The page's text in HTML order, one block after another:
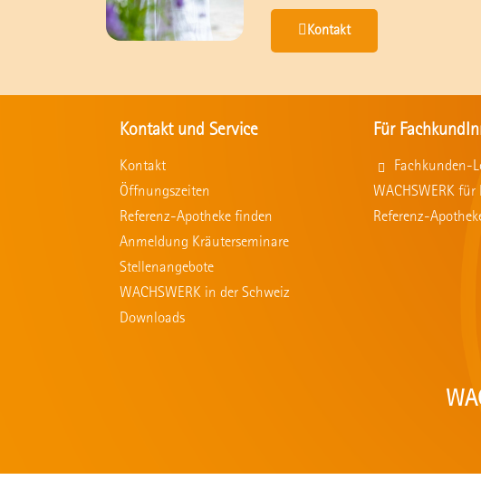
Kontakt
Kontakt und Service
Kontakt
Öffnungszeiten
Referenz-Apotheke finden
Anmeldung Kräuterseminare
Stellenangebote
WACHSWERK in der Schweiz
Downloads
Für
Fachkunden-
WACHSWERK
Referenz-